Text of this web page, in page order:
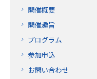
開催概要
開催趣旨
プログラム
参加申込
お問い合わせ